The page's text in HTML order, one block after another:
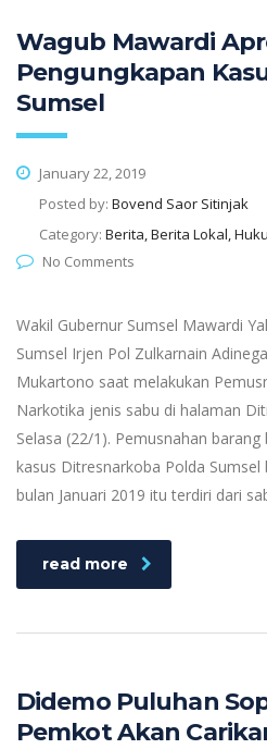
Wagub Mawardi
Pengungkapan
Sumsel
January 22, 2019
Posted by: Bovend Saor Sitinjak
Category: Berita, Berita Lokal,
No Comments
Wakil Gubernur Sumsel Mawardi
Sumsel Irjen Pol Zulkarnain
Mukartono saat melakukan
Narkotika jenis sabu di halaman
Selasa (22/1). Pemusnahan
kasus Ditresnarkoba Polda
bulan Januari 2019 itu terdiri dari
read more
Didemo Puluhan
Pemkot Akan